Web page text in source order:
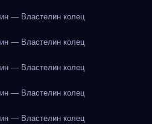
— Властелин колец
— Властелин колец
— Властелин колец
— Властелин колец
— Властелин колец